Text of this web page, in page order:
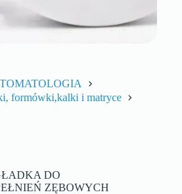
formówki,kalki i matryce
DO
ZĘBOWYCH